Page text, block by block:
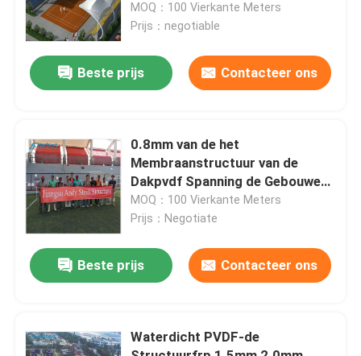
Fabrieksreis
Kwaliteitscontrole
Contacteer ons
Nieuws
Gevallen
Ruimtekaderbundel
Plaatsinstallatie
MOQ：100 Vierkante Meters
Prijs：negotiable
Beste prijs Contacteer ons
0.8mm van de het
Membraanstructuur van de
Dakpvdf Spanning de Gebouwen
Q235 voor Sporten Sdium
MOQ：100 Vierkante Meters
Prijs：Negotiate
Beste prijs Contacteer ons
Waterdicht PVDF-de